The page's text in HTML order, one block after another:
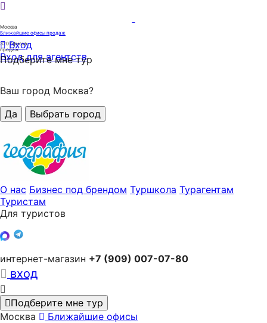
Москва
Ближайшие офисы продаж
320офисов
продаж
Вход
Вход для агентств
Подберите мне тур
Ваш город Москва?
Да
Выбрать город
О нас Бизнес под брендом Туршкола Турагентам
Туристам
Для туристов
интернет-магазин +7 (909) 007-07-80
вход
Подберите мне тур
Москва
Ближайшие офисы